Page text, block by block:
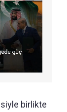
birlikte